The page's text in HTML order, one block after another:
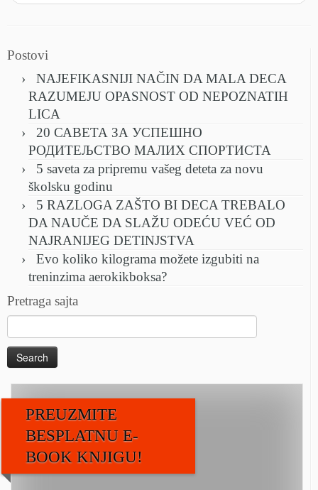
Postovi
NAJEFIKASNIJI NAČIN DA MALA DECA
RAZUMEJU OPASNOST OD NEPOZNATIH
LICA
20 САВЕТА ЗА УСПЕШНО
РОДИТЕЉСТВО МАЛИХ СПОРТИСТА
5 saveta za pripremu vašeg deteta za novu
školsku godinu
5 RAZLOGA ZAŠTO BI DECA TREBALO
DA NAUČE DA SLAŽU ODEĆU VEĆ OD
NAJRANIJEG DETINJSTVA
Evo koliko kilograma možete izgubiti na
treninzima aerokikboksa?
Pretraga sajta
for:
PREUZMITE
BESPLATNU E-
BOOK KNJIGU!